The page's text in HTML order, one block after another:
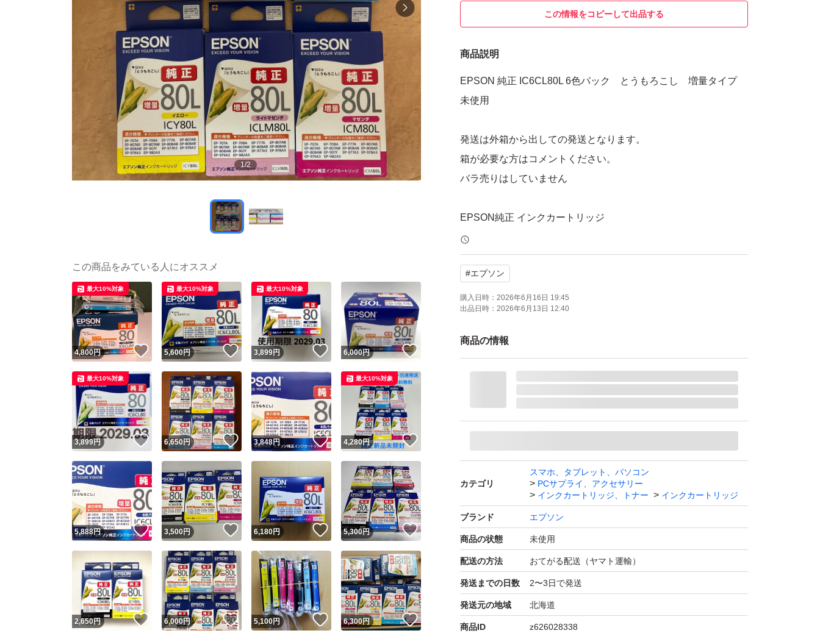
1/2
この情報をコピーして出品する
商品説明
EPSON 純正 IC6CL80L 6色パック とうもろこし 増量タイプ
未使用
発送は外箱から出しての発送となります。
箱が必要な方はコメントください。
バラ売りはしていません
EPSON純正 インクカートリッジ
ICBK80L
ICC80L
ICM80L
ICY80L
ICLC80L
ICLM80L
増量タイプ
未使用品です。
値下げ不可
返品は受け付けておりません
エプソン インクカートリッジ とうもろこし IC6CL80L（6色パッ
ク 増量）
ブランド：エプソン
#エプソン
購入日時： 2026年6月16日 19:45
出品日時： 2026年6月13日 12:40
商品の情報
カテゴリ
スマホ、タブレット、パソコン
PCサプライ、アクセサリー
インクカートリッジ、トナー
インクカートリッジ
ブランド エプソン
商品の状態 未使用
配送の方法 おてがる配送（ヤマト運輸）
発送までの日数 2〜3日で発送
発送元の地域 北海道
商品ID z626028338
この商品をみている人にオススメ
4,800円 いいね！
最大10%対象
5,600円 いいね！
最大10%対象
3,899円 いいね！
最大10%対象
6,000円
3,899円 いいね！
最大10%対象
6,650円 いいね！
3,848円 いいね！
4,280円
最大10%対象
5,888円 いいね！
3,500円 いいね！
6,180円 いいね！
5,300円 いいね！
2,650円 いいね！
6,000円 いいね！
5,100円 いいね！
6,300円 いいね！